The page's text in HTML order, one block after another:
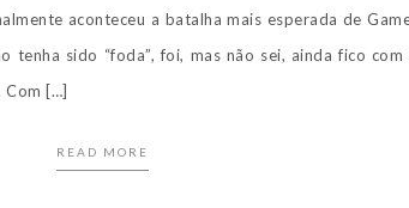
aconteceu a batalha mais esperada de
tenha sido “foda”, foi, mas não sei, ainda fico
Com […]
READ MORE